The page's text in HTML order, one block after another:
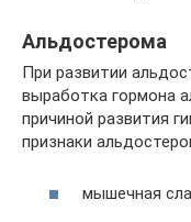
Альдостерома
При развитии
выработка гормона
причиной развития
признаки
мышечная